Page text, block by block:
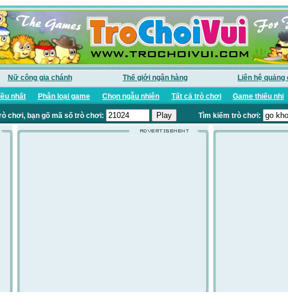
Nữ công gia chánh Thế giới ngân hàng Liên hệ quảng
nhất Phân loại game Chọn ngẫu nhiên Tất cả trò chơi Game thiếu nhi
chơi, bạn gõ mã số trò chơi: Tìm kiếm trò chơi: